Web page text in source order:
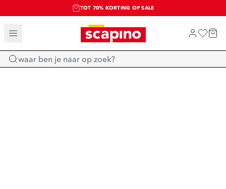
TOT 70% KORTING OP SALE
SALE: LAATSTE KANS!
SHOP NIEUW
Home